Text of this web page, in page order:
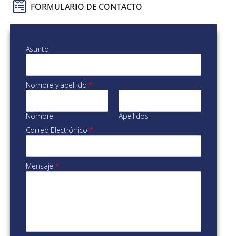
FORMULARIO DE CONTACTO
Asunto
Nombre y apellido *
Nombre
Apellidos
Correo Electrónico *
Mensaje *